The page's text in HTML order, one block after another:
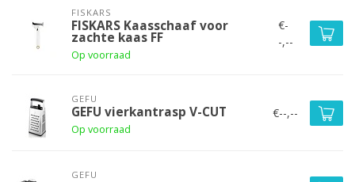
FISKARS
FISKARS Kaasschaaf voor
zachte kaas FF
Op voorraad
€-
-,--
GEFU
GEFU vierkantrasp V-CUT
Op voorraad
€--,--
GEFU